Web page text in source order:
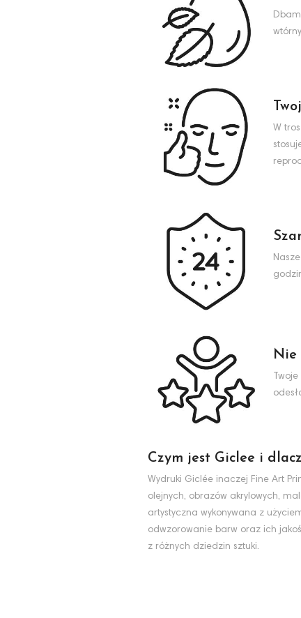
W
Nie
Czym jest Giclee i
Wydruki Giclée inaczej Fine Art
olejnych, obrazów akrylowych,
artystyczna wykonywana z
odwzorowanie barw oraz ich
z różnych dziedzin sztuki.